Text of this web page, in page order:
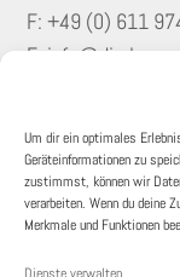
Um dir ein optimales
Geräteinformationen zu
zustimmst, können wir
verarbeiten. Wenn du deine
Merkmale und Funktionen
F: +49 (0) 611
E:
KONTAKT
KARRIERE